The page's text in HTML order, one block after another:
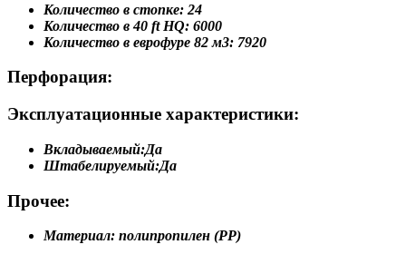
Количество в стопке: 24
Количество в 40 ft HQ: 6000
Количество в еврофуре 82 м3: 7920
Перфорация:
Эксплуатационные характеристики:
Вкладываемый:Да
Штабелируемый:Да
Прочее:
Материал: полипропилен (PP)